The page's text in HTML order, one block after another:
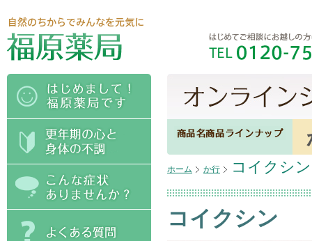
ホーム か行 コイクシン
コイクシン